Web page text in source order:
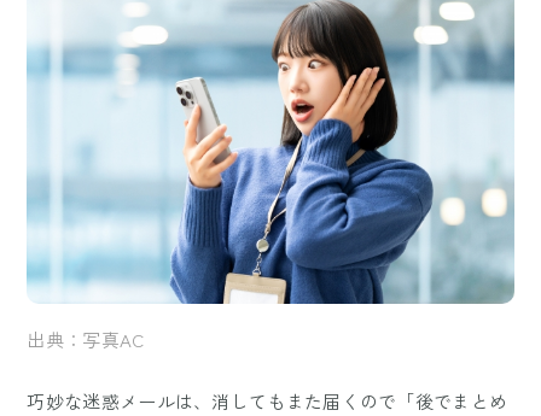
出典：写真AC
巧妙な迷惑メールは、消してもまた届くので「後でまとめ